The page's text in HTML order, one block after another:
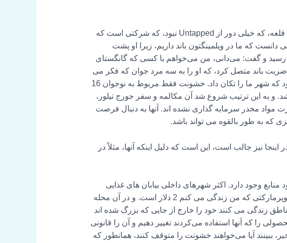
بله. بنابراین در سال 2015، یک مرد 60 ساله به نام شین سیمپسون در خیابان قلعه، که خیلی دور از Untapped نبود، که شرکتی است که
که ما در ویلمینگتون باند داریم، زیرا او پشت
رسید و گفت: می‌دانی، من می‌خواهم با کسی که گانگستای
ضربت باند متصل کرد، که او را به سه مرد جوان که فکر می
کردند در باندها تأثیرگذار بودند وصل کردند و این باعث ایجاد گفتگو شد. این یک جنایت هولناک بود که شهر ما را تکان داد. خشونت فقط مربوط به نوجوان 16
به این ترتیب شروع شد آن مکالمه و سفر جورج تیلور،
مواد مخدر سرمایه گذاری نشده اند. آنها به دنبال فرصت
نیز جالب است، این است که دلیل اینکه آنها، مثلاً در
وجود دارد. اکثر شهرهای داخلی بیابان های غذایی
هستند، بنابراین مانند اکثر مردم به میوه ها و سبزیجات دسترسی ندارند. قیمت شیر یعنی در سوپرمارکتی که من زندگی می کنم 2 دلار است. و در آن محله
زندگی می کنند خود را خارج از جایی که بزرگ شده اند
را که آنها استفاده می‌کردند تغییر دهیم و آن را قانونی
ببینند آیا می‌خواهند خشونت را متوقف کنند، همانطور که